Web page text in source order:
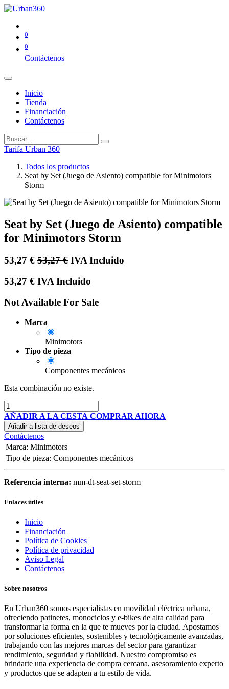
0
0
Contáctenos
Inicio
Tienda
Financiación
Contáctenos
Tarifa Urban 360
Todos los productos
Seat by Set (Juego de Asiento) compatible for Minimotors
Storm
Seat by Set (Juego de Asiento) compatible
for Minimotors Storm
53,27 € 53,27€ IVA Incluido
53,27 € IVA Incluido
Not Available For Sale
Marca
Minimotors
Tipo de pieza
Componentes mecánicos
Esta combinación no existe.
AÑADIR A LA CESTA COMPRAR AHORA
Añadir a lista de deseos
Contáctenos
Marca: Minimotors
Tipo de pieza: Componentes mecánicos
Referencia interna: mm-dt-seat-set-storm
Enlaces útiles
Inicio
Financiación
Política de Cookies
Política de privacidad
Aviso Legal
Contáctenos
Sobre nosotros
En Urban360 somos especialistas en movilidad eléctrica urbana,
ofreciendo patinetes, monociclos y e-bikes de alta calidad para
transformar la forma en la que te mueves por la ciudad. Apostamos
por soluciones eficientes, sostenibles y tecnológicamente avanzadas,
trabajando con las mejores marcas del sector para garantizar
rendimiento, seguridad y fiabilidad. Nuestro compromiso es
brindarte una experiencia de compra cercana, asesoramiento experto
y productos que se adapten a tu estilo de vida.